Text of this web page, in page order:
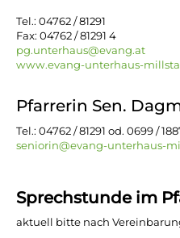
Tel.: 04762 / 81291
Fax: 04762 / 81291 4
pg.unterhaus@evang.at
www.evang-unterhaus-
Pfarrerin Sen.
Tel.: 04762 / 81291 od. 0699 /
seniorin@evang-unterhaus-
Sprechstunde im
aktuell bitte nach